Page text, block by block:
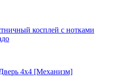
косплей с нотками
4х4 [Механизм]